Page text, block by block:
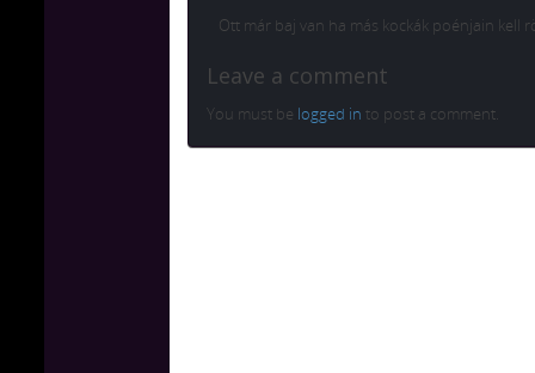
Ott már baj van ha más kockák poénjain kell
Leave a comment
You must be logged in to post a comment.